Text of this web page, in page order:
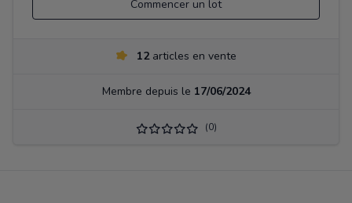
Commencer un lot
12articles en vente
Membre depuis le 17/06/2024
(0)